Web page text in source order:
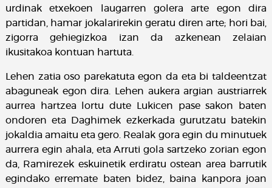
urdinak etxekoen laugarren golera arte egon dira
partidan, hamar jokalarirekin geratu diren arte; hori bai,
zigorra gehiegizkoa izan da azkenean zelaian
ikusitakoa kontuan hartuta.
Lehen zatia oso parekatuta egon da eta bi taldeentzat
abaguneak egon dira. Lehen aukera argian austriarrek
aurrea hartzea lortu dute Lukicen pase sakon baten
ondoren eta Daghimek ezkerkada gurutzatu batekin
jokaldia amaitu eta gero. Realak gora egin du minutuek
aurrera egin ahala, eta Arruti gola sartzeko zorian egon
da, Ramirezek eskuinetik erdiratu ostean area barrutik
egindako erremate baten bidez, baina kanpora joan